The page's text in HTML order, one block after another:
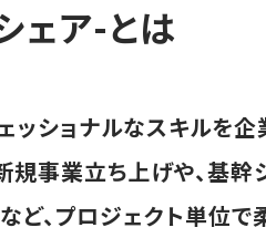
ェア-とは
ショナルなスキルを
規事業立ち上げや、基
、プロジェクト単位で